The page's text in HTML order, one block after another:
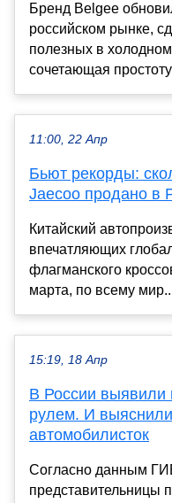
Бренд Belgee
российском рынке,
полезных в
сочетающая
11:00, 22 Апр
Бьют рекорды:
Jaecoo продано в
Китайский
впечатляющих
флагманского
марта, по всему
15:19, 18 Апр
В России выявили
рулем. И
автомобилисток
Согласно данным
представительницы